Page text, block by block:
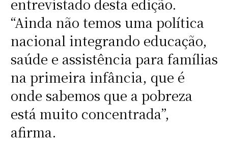
entrevistado desta edição.
“Ainda não temos uma política
nacional integrando educação,
saúde e assistência para famílias
na primeira infância, que é
onde sabemos que a pobreza
está muito concentrada”,
afirma.